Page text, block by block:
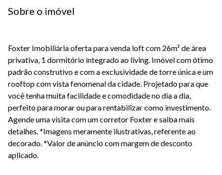
Sobre o imóvel
Foxter Imobiliária oferta para venda loft com 26m² de área
privativa, 1 dormitório integrado ao living. Imóvel com ótimo
padrão construtivo e com a exclusividade de torre única e um
rooftop com vista fenomenal da cidade. Projetado para que
você tenha muita facilidade e comodidade no dia a dia,
perfeito para morar ou para rentabilizar como investimento.
Agende uma visita com um corretor Foxter e saiba mais
detalhes. *Imagens meramente ilustrativas, referente ao
decorado.*Valor de anúncio com margem de desconto
aplicado.